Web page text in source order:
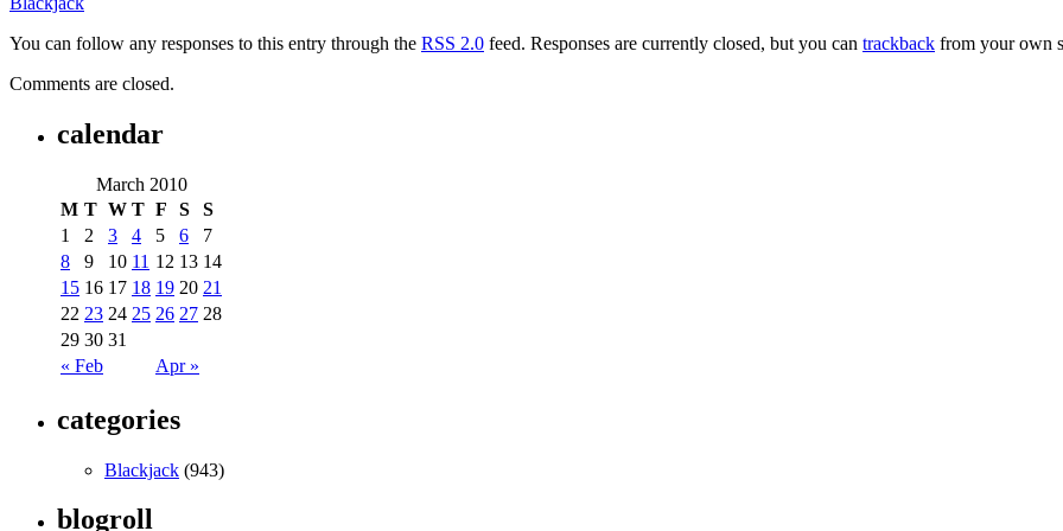
You can follow any responses to this entry through the RSS 2.0 feed. Responses are currently closed, but you can trackback from your own
Comments are closed.
calendar
March 2010
M T W T F S S
« Feb Apr »
1 2 3 4 5 6
7
8
9 10 11 12 13 14
15 16 17 18 19 20 21
22 23 24 25 26 27 28
29 30 31
categories
Blackjack (943)
blogroll